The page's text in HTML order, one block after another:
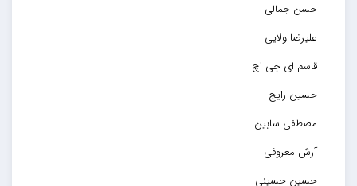
حسن جمالی
علیرضا ولایی
قاسم ای جی اچ
حسین رایج
مصطفی سابین
آرش معروفی
حسین حسینی